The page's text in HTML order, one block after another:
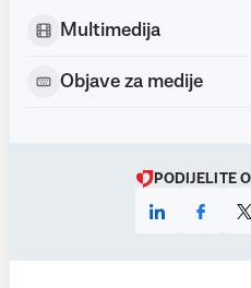
Multimedija
Objave za medije
PODIJELITE